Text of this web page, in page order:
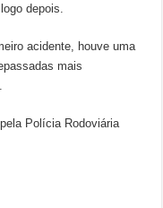
depois.
acidente, houve uma
mais
Polícia Rodoviária